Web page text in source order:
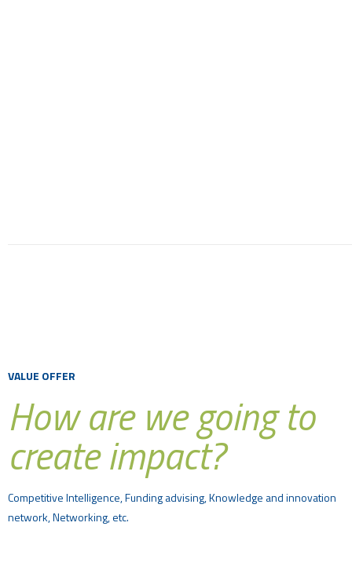
VALUE OFFER
How are we going to
create impact?
Competitive Intelligence, Funding advising, Knowledge and innovation
network, Networking, etc.